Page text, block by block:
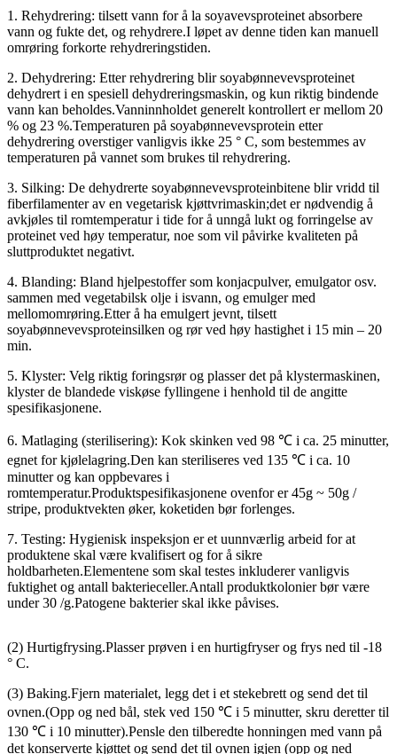
1. Rehydrering: tilsett vann for å la soyavevsproteinet absorbere
vann og fukte det, og rehydrere.I løpet av denne tiden kan manuell
omrøring forkorte rehydreringstiden.
2. Dehydrering: Etter rehydrering blir soyabønnevevsproteinet
dehydrert i en spesiell dehydreringsmaskin, og kun riktig bindende
vann kan beholdes.Vanninnholdet generelt kontrollert er mellom 20
% og 23 %.Temperaturen på soyabønnevevsprotein etter
dehydrering overstiger vanligvis ikke 25 ° C, som bestemmes av
temperaturen på vannet som brukes til rehydrering.
3. Silking: De dehydrerte soyabønnevevsproteinbitene blir vridd til
fiberfilamenter av en vegetarisk kjøttvrimaskin;det er nødvendig å
avkjøles til romtemperatur i tide for å unngå lukt og forringelse av
proteinet ved høy temperatur, noe som vil påvirke kvaliteten på
sluttproduktet negativt.
4. Blanding: Bland hjelpestoffer som konjacpulver, emulgator osv.
sammen med vegetabilsk olje i isvann, og emulger med
mellomomrøring.Etter å ha emulgert jevnt, tilsett
soyabønnevevsproteinsilken og rør ved høy hastighet i 15 min – 20
min.
5. Klyster: Velg riktig foringsrør og plasser det på klystermaskinen,
klyster de blandede viskøse fyllingene i henhold til de angitte
spesifikasjonene.
6. Matlaging (sterilisering): Kok skinken ved 98 ℃ i ca. 25 minutter,
egnet for kjølelagring.Den kan steriliseres ved 135 ℃ i ca. 10
minutter og kan oppbevares i
romtemperatur.Produktspesifikasjonene ovenfor er 45g ~ 50g /
stripe, produktvekten øker, koketiden bør forlenges.
7. Testing: Hygienisk inspeksjon er et uunnværlig arbeid for at
produktene skal være kvalifisert og for å sikre
holdbarheten.Elementene som skal testes inkluderer vanligvis
fuktighet og antall bakterieceller.Antall produktkolonier bør være
under 30 /g.Patogene bakterier skal ikke påvises.
(2) Hurtigfrysing.Plasser prøven i en hurtigfryser og frys ned til -18
° C.
(3) Baking.Fjern materialet, legg det i et stekebrett og send det til
ovnen.(Opp og ned bål, stek ved 150 ℃ i 5 minutter, skru deretter til
130 ℃ i 10 minutter).Pensle den tilberedte honningen med vann på
det konserverte kjøttet og send det til ovnen igjen (opp og ned